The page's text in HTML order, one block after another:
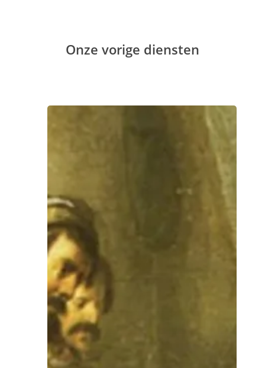
Onze vorige diensten